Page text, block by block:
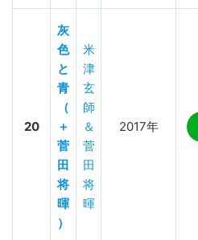
20
灰
色
と
青
（
＋
菅
田
将
暉
）
米
津
玄
師
＆
菅
田
将
暉
2017年